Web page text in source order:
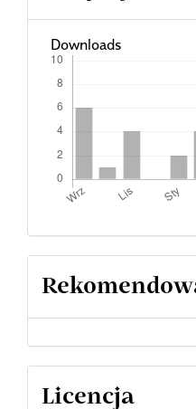
Downloads
Licencja